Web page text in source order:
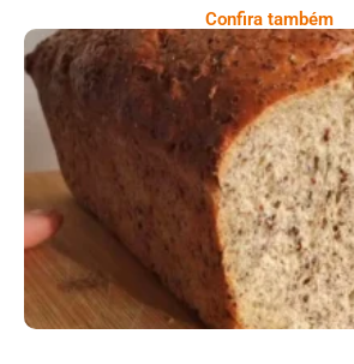
Confira também
Comer Bem: Pão Low